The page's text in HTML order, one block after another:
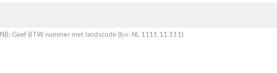
NB: Geef BTW nummer met landscode (b.v. NL 1111 11 111)